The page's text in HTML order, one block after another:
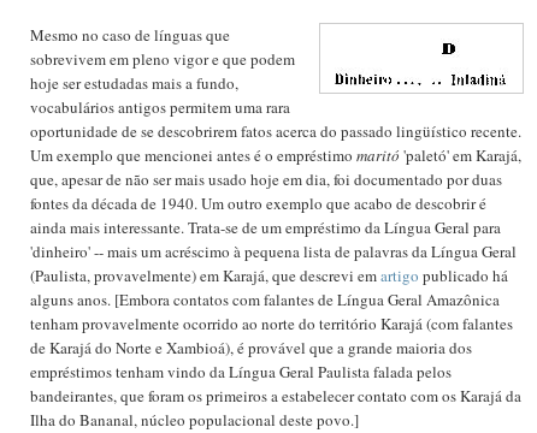
Mesmo no caso de línguas que
sobrevivem em pleno vigor e que podem
hoje ser estudadas mais a fundo,
vocabulários antigos permitem uma rara
oportunidade de se descobrirem fatos acerca do passado lingüístico recente.
Um exemplo que mencionei antes é o empréstimo maritó 'paletó' em Karajá,
que, apesar de não ser mais usado hoje em dia, foi documentado por duas
fontes da década de 1940. Um outro exemplo que acabo de descobrir é
ainda mais interessante. Trata-se de um empréstimo da Língua Geral para
'dinheiro' -- mais um acréscimo à pequena lista de palavras da Língua Geral
(Paulista, provavelmente) em Karajá, que descrevi emartigo publicado há
alguns anos. [Embora contatos com falantes de Língua Geral Amazônica
tenham provavelmente ocorrido ao norte do território Karajá (com falantes
de Karajá do Norte e Xambioá), é provável que a grande maioria dos
empréstimos tenham vindo da Língua Geral Paulista falada pelos
bandeirantes, que foram os primeiros a estabelecer contato com os Karajá da
Ilha do Bananal, núcleo populacional deste povo.]